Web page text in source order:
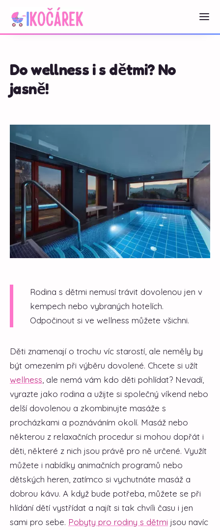
Do wellness i s dětmi? No
jasně!
Rodina s dětmi nemusí trávit dovolenou jen v
kempech nebo vybraných hotelích.
Odpočinout si ve wellness můžete všichni.
Děti znamenají o trochu víc starostí, ale neměly by
být omezením při výběru dovolené. Chcete si užít
wellness , ale nemá vám kdo děti pohlídat? Nevadí,
vyrazte jako rodina a užijte si společný víkend nebo
delší dovolenou a zkombinujte masáže s
procházkami a poznáváním okolí. Masáž nebo
některou z relaxačních procedur si mohou dopřát i
děti, některé z nich jsou právě pro ně určené. Využít
můžete i nabídky animačních programů nebo
dětských heren, zatímco si vychutnáte masáž a
dobrou kávu. A když bude potřeba, můžete se při
hlídání dětí vystřídat a najít si tak chvíli času i jen
sami pro sebe. Pobyty pro rodiny s dětmi jsou navíc